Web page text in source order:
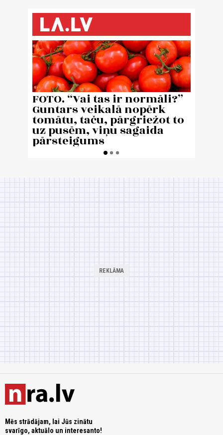
Mēs strādājam, lai Jūs zinātu
svarīgo, aktuālo un interesanto!